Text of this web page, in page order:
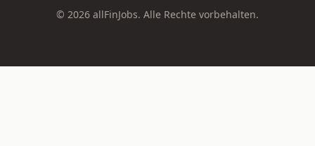
© 2026 allFinJobs. Alle Rechte vorbehalten.